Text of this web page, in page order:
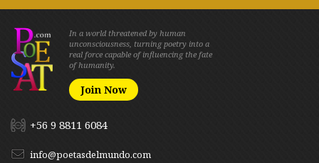
In a world threatened by human
unconsciousness, turning poetry into a
real force capable of influencing the fate
of humanity.
Join Now
+56 9 8811 6084
info@poetasdelmundo.com